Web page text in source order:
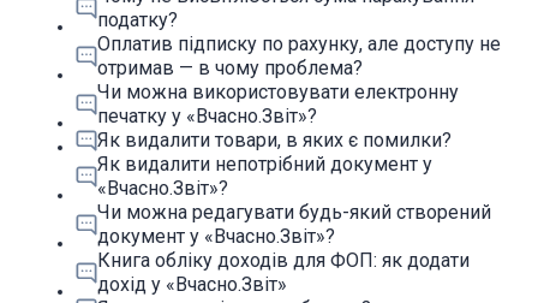
податку?
Оплатив підписку по рахунку, але доступу не
отримав — в чому проблема?
Чи можна використовувати електронну
печатку у «Вчасно.Звіт»?
Як видалити товари, в яких є помилки?
Як видалити непотрібний документ у
«Вчасно.Звіт»?
Чи можна редагувати будь-який створений
документ у «Вчасно.Звіт»?
Книга обліку доходів для ФОП: як додати
дохід у «Вчасно.Звіт»